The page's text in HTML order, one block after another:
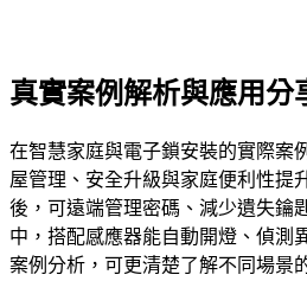
真實案例解析與應用分
在智慧家庭與電子鎖安裝的實際案
屋管理、安全升級與家庭便利性提
後，可遠端管理密碼、減少遺失鑰
中，搭配感應器能自動開燈、偵測
案例分析，可更清楚了解不同場景